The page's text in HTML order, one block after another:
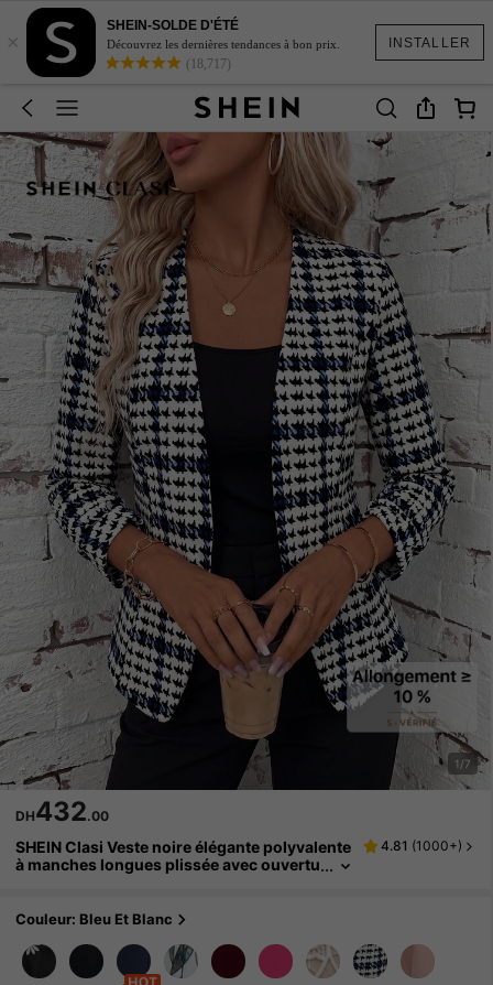
INSTALLER
×
SHEIN-SOLDE D'ÉTÉ
Découvrez les dernières tendances à bon prix.
(18,717)
1/7
DH432.00
SHEIN Clasi Veste noire élégante polyvalente
à manches longues plissée avec ouvertu
4.81 (1000+)
Couleur: Bleu Et Blanc